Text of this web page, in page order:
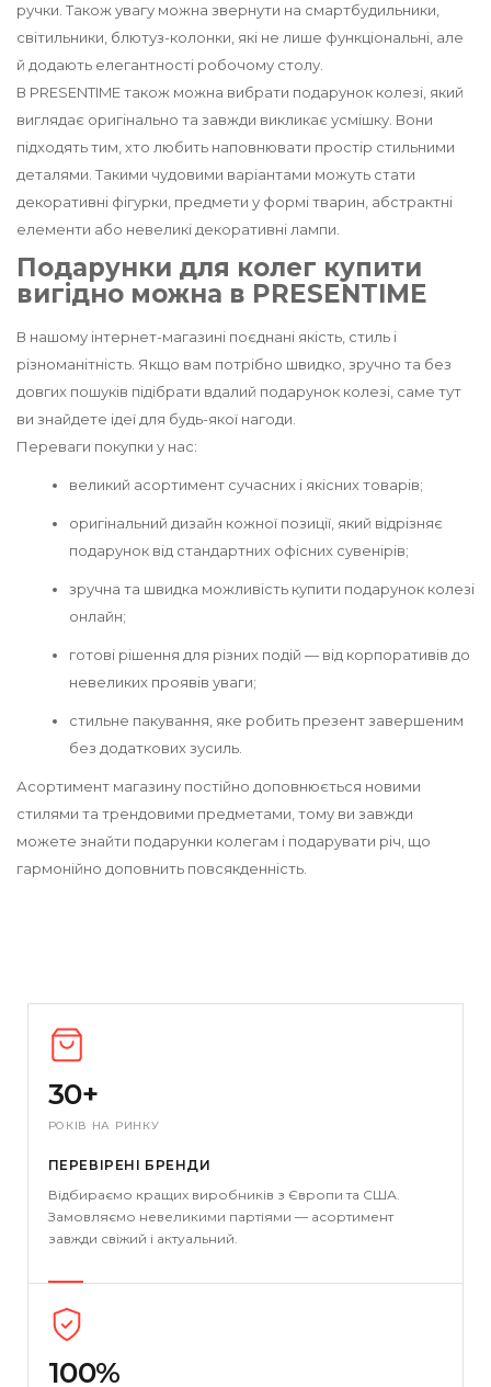
ручки. Також увагу можна звернути на смартбудильники,
світильники, блютуз-колонки, які не лише функціональні, але
й додають елегантності робочому столу.
В PRESENTIME також можна вибрати подарунок колезі, який
виглядає оригінально та завжди викликає усмішку. Вони
підходять тим, хто любить наповнювати простір стильними
деталями. Такими чудовими варіантами можуть стати
декоративні фігурки, предмети у формі тварин, абстрактні
елементи або невеликі декоративні лампи.
Подарунки для колег купити
вигідно можна в PRESENTIME
В нашому інтернет-магазині поєднані якість, стиль і
різноманітність. Якщо вам потрібно швидко, зручно та без
довгих пошуків підібрати вдалий подарунок колезі, саме тут
ви знайдете ідеї для будь-якої нагоди.
Переваги покупки у нас:
великий асортимент сучасних і якісних товарів;
оригінальний дизайн кожної позиції, який відрізняє
подарунок від стандартних офісних сувенірів;
зручна та швидка можливість купити подарунок колезі
онлайн;
готові рішення для різних подій — від корпоративів до
невеликих проявів уваги;
стильне пакування, яке робить презент завершеним
без додаткових зусиль.
Асортимент магазину постійно доповнюється новими
стилями та трендовими предметами, тому ви завжди
можете знайти подарунки колегам і подарувати річ, що
гармонійно доповнить повсякденність.
30+
РОКІВ НА РИНКУ
ПЕРЕВІРЕНІ БРЕНДИ
Відбираємо кращих виробників з Європи та США.
Замовляємо невеликими партіями — асортимент
завжди свіжий і актуальний.
100%